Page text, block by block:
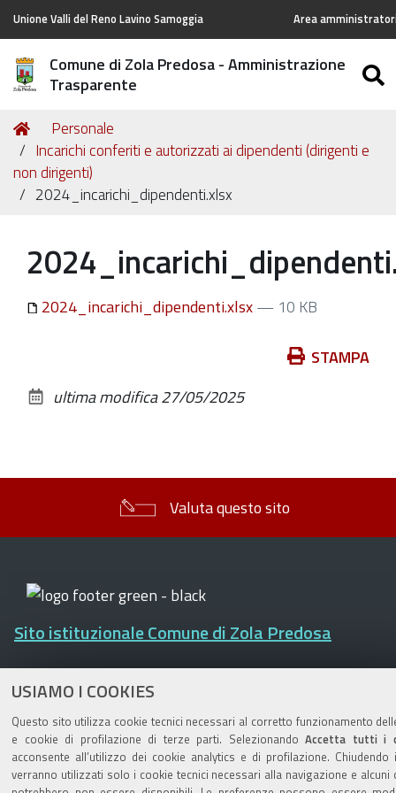
USIAMO I COOKIES
Questo sito utilizza cookie tecnici necessari al corretto funzionamento
e cookie di profilazione di terze parti. Selezionando Accetta tutti i
acconsente all’utilizzo dei cookie analytics e di profilazione. Chiudendo
verranno utilizzati solo i cookie tecnici necessari alla navigazione e alcuni
Unione Valli del Reno Lavino Samoggia Area
Comune di Zola Predosa - Amministrazione
Trasparente
Tu
sei
qui:
Home
Personale
Incarichi conferiti e autorizzati ai dipendenti (dirigenti e
non dirigenti)
2024_incarichi_dipendenti.xlsx
2024_incarichi_dipendenti.xlsx— 10 KB
documento
STAMPA
ultima modifica27/05/2025
Valuta questo sito
Sito istituzionale Comune di Zola Predosa
Privacy policy DPO | Accessibilità